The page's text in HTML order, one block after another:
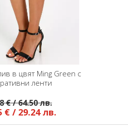
в цвят Ming Green с
ленти
€ / 64.50 лв.
€ / 29.24 лв.